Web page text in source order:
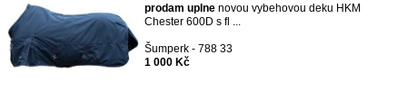
prodam uplne novou vybehovou deku HKM
Chester 600D s fl ...
Šumperk - 788 33
1 000 Kč